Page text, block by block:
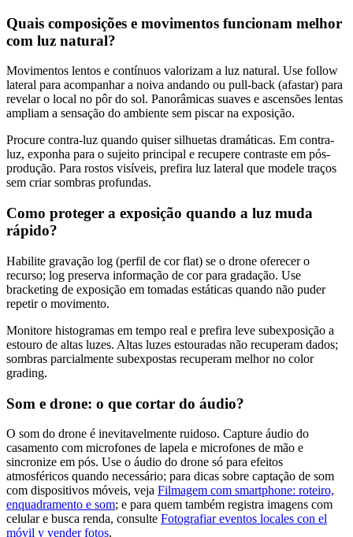
Quais composições e movimentos funcionam melhor
com luz natural?
Movimentos lentos e contínuos valorizam a luz natural. Use follow
lateral para acompanhar a noiva andando ou pull-back (afastar) para
revelar o local no pôr do sol. Panorâmicas suaves e ascensões lentas
ampliam a sensação do ambiente sem piscar na exposição.
Procure contra-luz quando quiser silhuetas dramáticas. Em contra-
luz, exponha para o sujeito principal e recupere contraste em pós-
produção. Para rostos visíveis, prefira luz lateral que modele traços
sem criar sombras profundas.
Como proteger a exposição quando a luz muda
rápido?
Habilite gravação log (perfil de cor flat) se o drone oferecer o
recurso; log preserva informação de cor para gradação. Use
bracketing de exposição em tomadas estáticas quando não puder
repetir o movimento.
Monitore histogramas em tempo real e prefira leve subexposição a
estouro de altas luzes. Altas luzes estouradas não recuperam dados;
sombras parcialmente subexpostas recuperam melhor no color
grading.
Som e drone: o que cortar do áudio?
O som do drone é inevitavelmente ruidoso. Capture áudio do
casamento com microfones de lapela e microfones de mão e
sincronize em pós. Use o áudio do drone só para efeitos
atmosféricos quando necessário; para dicas sobre captação de som
com dispositivos móveis, veja Filmagem com smartphone: roteiro,
enquadramento e som; e para quem também registra imagens com
celular e busca renda, consulte Fotografiar eventos locales con el
móvil y vender fotos.